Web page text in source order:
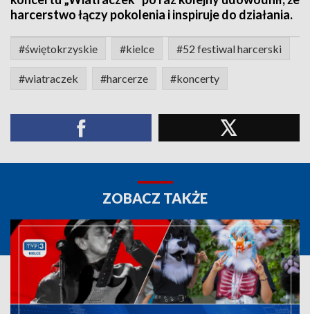
harcerstwo łączy pokolenia i inspiruje do działania.
#świętokrzyskie #kielce #52 festiwal harcerski
#wiatraczek #harcerze #koncerty
ZOBACZ TAKŻE